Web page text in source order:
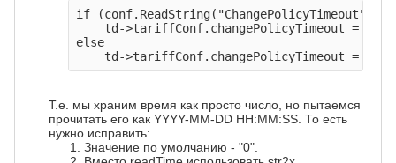
if
td-
Т.е. мы храним время как просто число, но пытаемся
прочитать его как YYYY-MM-DD HH:MM:SS. То есть
нужно исправить:
Значение по умолчанию - "0".